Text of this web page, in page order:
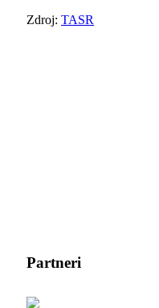
Zdroj: TASR
Partneri